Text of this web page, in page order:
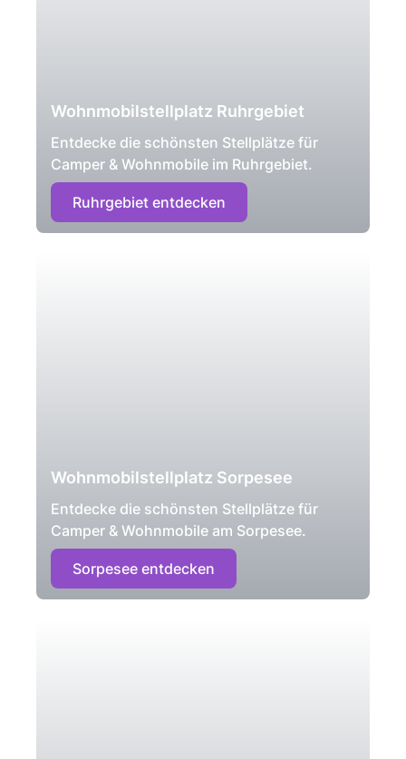
Wohnmobilstellplatz Ruhrgebiet
Entdecke die schönsten Stellplätze für
Camper & Wohnmobile im Ruhrgebiet.
Ruhrgebiet entdecken
Wohnmobilstellplatz Sorpesee
Entdecke die schönsten Stellplätze für
Camper & Wohnmobile am Sorpesee.
Sorpesee entdecken